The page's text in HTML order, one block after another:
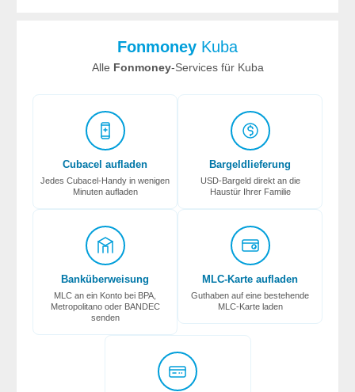
Fonmoney Kuba
Alle Fonmoney-Services für Kuba
Cubacel aufladen
Jedes Cubacel-Handy in wenigen
Minuten aufladen
Bargeldlieferung
USD-Bargeld direkt an die
Haustür Ihrer Familie
Banküberweisung
MLC an ein Konto bei BPA,
Metropolitano oder BANDEC
senden
MLC-Karte aufladen
Guthaben auf eine bestehende
MLC-Karte laden